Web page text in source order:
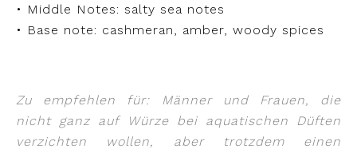
• Middle Notes: salty sea notes
• Base note: cashmeran, amber, woody spices
Zu empfehlen für: Männer und Frauen, die
nicht ganz auf Würze bei aquatischen Düften
verzichten wollen, aber trotzdem einen